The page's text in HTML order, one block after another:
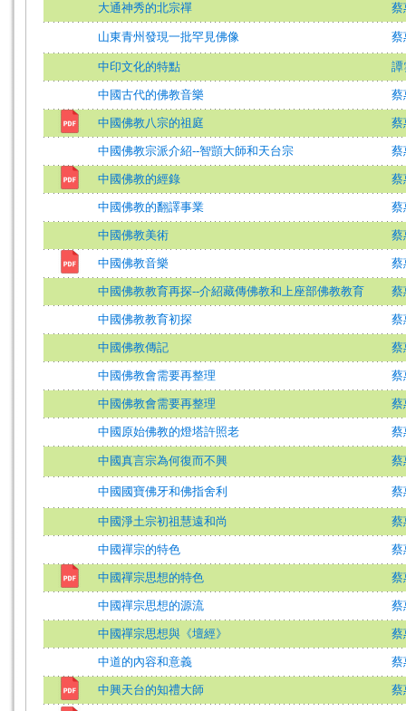
大通神秀的北宗禪 蔡
山東青州發現一批罕見佛像 蔡
中印文化的特點 譚
中國古代的佛教音樂 蔡
中國佛教八宗的祖庭 蔡
中國佛教宗派介紹--智顗大師和天台宗 蔡
中國佛教的經錄 蔡
中國佛教的翻譯事業 蔡
中國佛教美術 蔡
中國佛教音樂 蔡
中國佛教教育再探--介紹藏傳佛教和上座部佛教教育 蔡
中國佛教教育初探 蔡
中國佛教傳記 蔡
中國佛教會需要再整理 蔡
中國佛教會需要再整理 蔡
中國原始佛教的燈塔許照老 蔡
中國真言宗為何復而不興 蔡
中國國寶佛牙和佛指舍利 蔡
中國淨土宗初祖慧遠和尚 蔡
中國禪宗的特色 蔡
中國禪宗思想的特色 蔡
中國禪宗思想的源流 蔡
中國禪宗思想與《壇經》 蔡
中道的內容和意義 蔡
中興天台的知禮大師 蔡